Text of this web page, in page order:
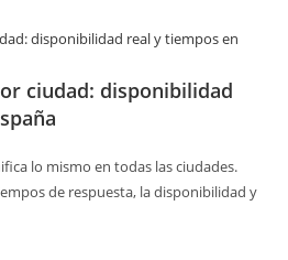
ciudad: disponibilidad
lo mismo en todas las ciudades.
de respuesta, la disponibilidad y